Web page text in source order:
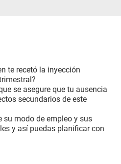
te recetó la inyección
se asegure que tu ausencia
secundarios de este
su modo de empleo y sus
y así puedas planificar con